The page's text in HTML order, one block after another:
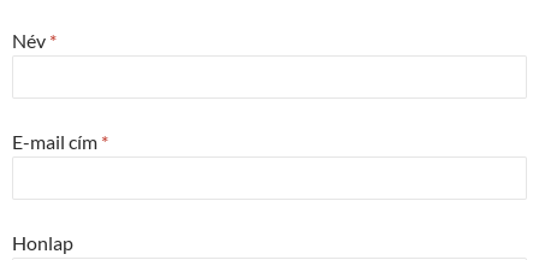
Név *
E-mail cím *
Honlap